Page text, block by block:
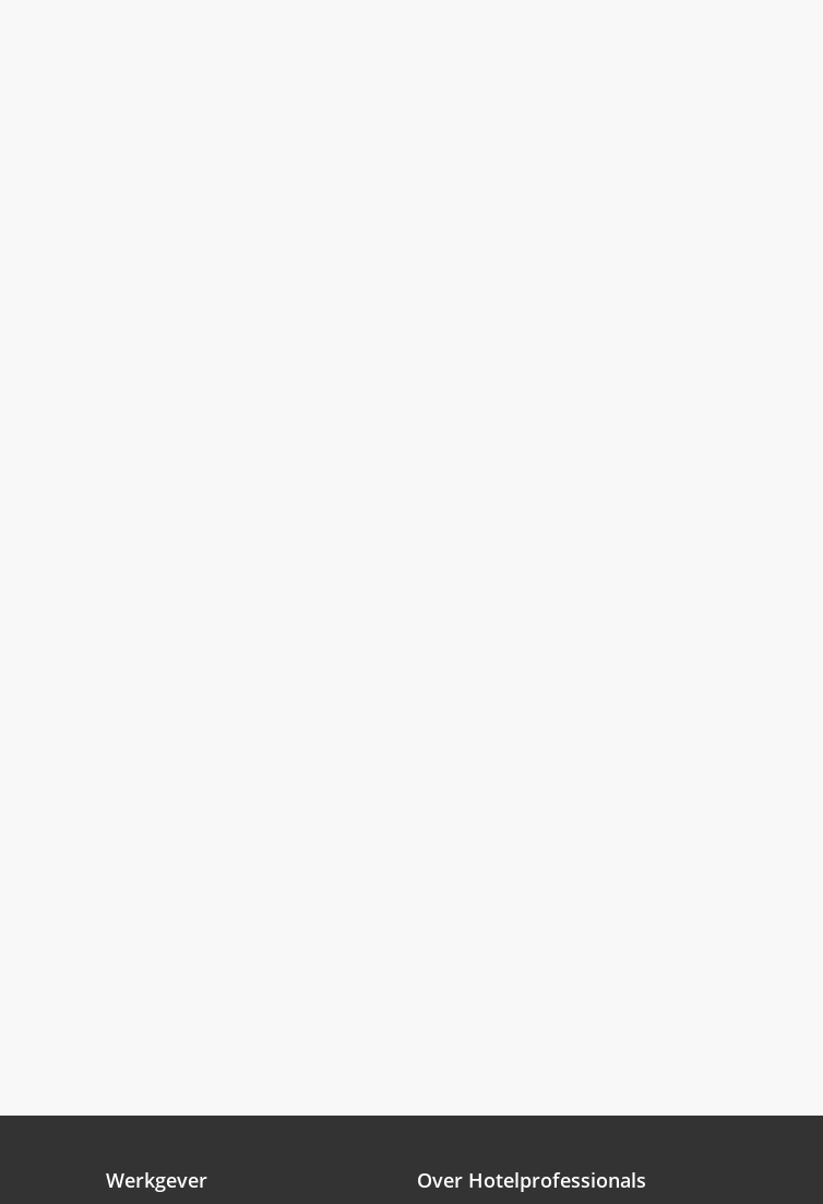
Werkgever Over Hotelprofessionals